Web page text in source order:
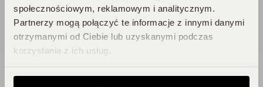
społecznościowym, reklamowym i analitycznym.
Partnerzy mogą połączyć te informacje z innymi danymi
otrzymanymi od Ciebie lub uzyskanymi podczas
korzystania z ich usług.
DOŁĄCZ DO KLUBU!